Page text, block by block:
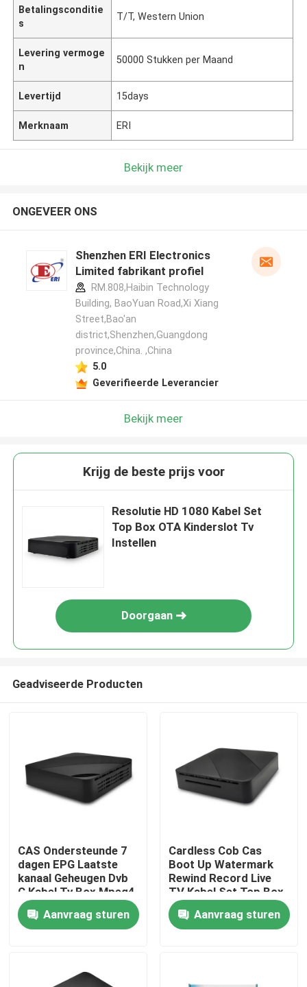
Thuis
VR-show
Betalingsconditie
s
T/T, Western Union
Levering vermoge
n
50000 Stukken per Maand
Levertijd 15days
Merknaam ERI
Bekijk meer
ONGEVEER ONS
Shenzhen ERI Electronics
Limited fabrikant profiel
RM.808,Haibin Technology
Building, BaoYuan Road,Xi Xiang
Street,Bao'an
district,Shenzhen,Guangdong
province,China. ,China
5.0
Geverifieerde Leverancier
Bekijk meer
Krijg de beste prijs voor
Resolutie HD 1080 Kabel Set
Top Box OTA Kinderslot Tv
Instellen
Doorgaan
Geadviseerde Producten
CAS Ondersteunde 7
dagen EPG Laatste
kanaal Geheugen Dvb
C Kabel Tv Box Mpeg4
Hd
Aanvraag sturen
Cardless Cob Cas
Boot Up Watermark
Rewind Record Live
TV Kabel Set Top Box
Aanvraag sturen